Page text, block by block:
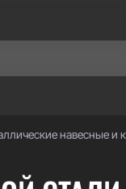
навесные и